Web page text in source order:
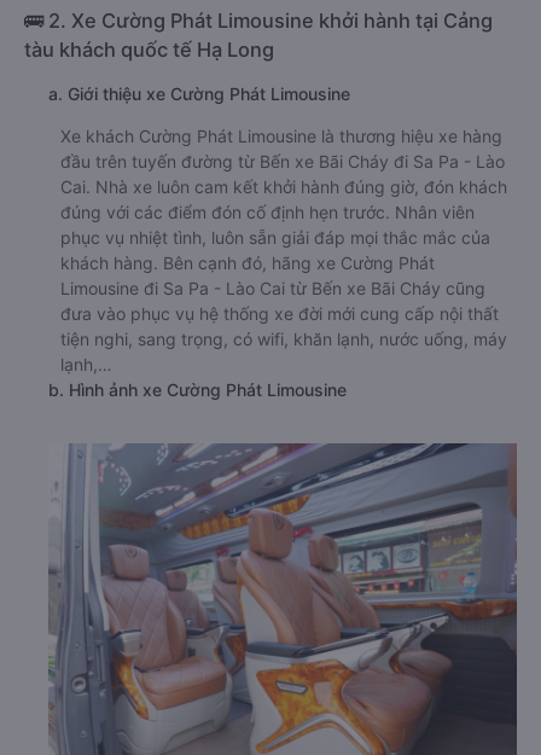
🚌 2. Xe Cường Phát Limousine khởi hành tại Cảng
tàu khách quốc tế Hạ Long
a. Giới thiệu xe Cường Phát Limousine
Xe khách Cường Phát Limousine là thương hiệu xe hàng
đầu trên tuyến đường từ Bến xe Bãi Cháy đi Sa Pa - Lào
Cai. Nhà xe luôn cam kết khởi hành đúng giờ, đón khách
đúng với các điểm đón cố định hẹn trước. Nhân viên
phục vụ nhiệt tình, luôn sẵn giải đáp mọi thắc mắc của
khách hàng. Bên cạnh đó, hãng xe Cường Phát
Limousine đi Sa Pa - Lào Cai từ Bến xe Bãi Cháy cũng
đưa vào phục vụ hệ thống xe đời mới cung cấp nội thất
tiện nghi, sang trọng, có wifi, khăn lạnh, nước uống, máy
lạnh,…
b. Hình ảnh xe Cường Phát Limousine